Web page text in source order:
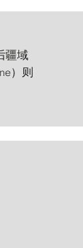
疆域
）则